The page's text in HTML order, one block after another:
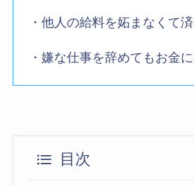
・他人の給料を妬まなくて
・嫌な仕事を辞めてもお金
目次